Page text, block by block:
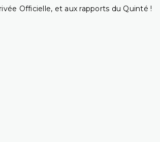
Officielle, et aux rapports du Quinté !